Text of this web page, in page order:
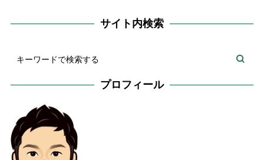
サイト内検索
プロフィール